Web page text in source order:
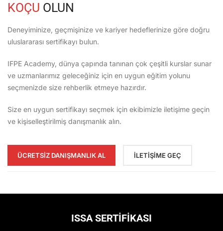
KOÇU OLUN
Deneyiminize, geçmişinize ve kariyer hedeflerinize göre doğru
uluslararası sertifikayı bulun.
IFPE Academy, dünya çapında tanınan çok çeşitli kurslar sunar
ve uzmanlarımız geleceğiniz için en uygun eğitim yolunu
seçmenizde size rehberlik etmeye hazırdır.
Size en uygun sertifikayı seçmek için ekibimizle iletişime geçin
ve kişiselleştirilmiş danışmanlık alın.
ÜCRETSİZ DANIŞMANLIK AL İLETİŞİME GEÇ
ISSA SERTİFİKASI